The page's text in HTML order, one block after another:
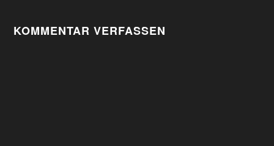
KOMMENTAR VERFASSEN